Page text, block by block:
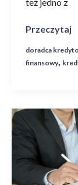
Przeczytaj
doradca
finansowy,
Ekspert
Finansowy
Ostróda
Twoje
wsparcie